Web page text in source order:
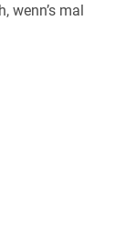
wenn’s mal